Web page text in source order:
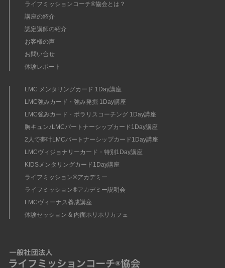
ライフミッションコーチ®協会とは？
講座の紹介
認定講師の紹介
お客様の声
お問い合せ
体験レポート
LMC メンタリングカード 1Day講座
LMC強みカード・強み発掘 1Day講座
LMC強みカード・ポラリスコーチング 1Day講座
胸キュン♪LMCパートナーシップカード1Day講座
2人で夢叶LMCパートナーシップカード1Day講座
LMCヴィジョナリーカード・特別1Day講座
KIDSメンタリングカード1Day講座
ライフミッション®︎アカデミー
ライフミッション®︎アカデミー説明会
LMCヴィーナス養成講座
体験セッション & 内面ホリホリカフェ